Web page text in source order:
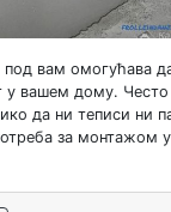
под вам омогућава
у вашем дому. Често
да ни теписи ни
за монтажом